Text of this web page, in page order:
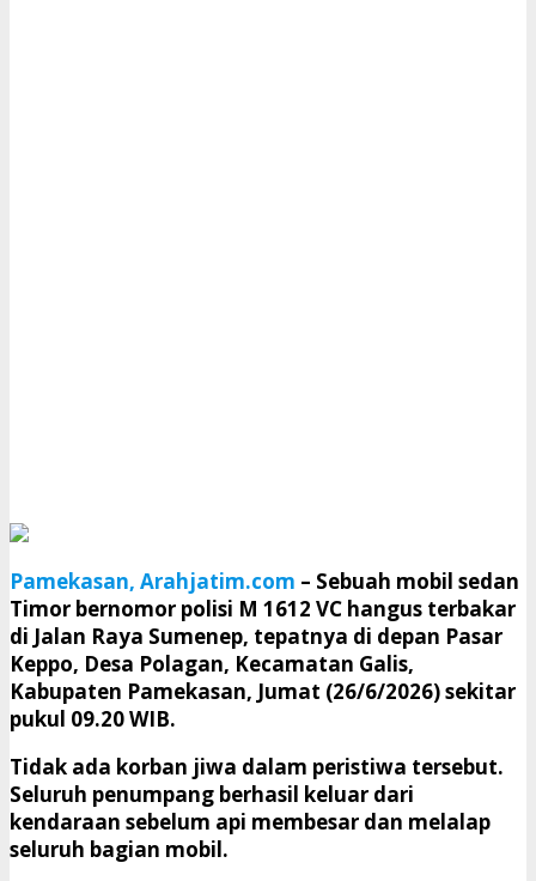
Pamekasan, Arahjatim.com – Sebuah mobil sedan
Timor bernomor polisi M 1612 VC hangus terbakar
di Jalan Raya Sumenep, tepatnya di depan Pasar
Keppo, Desa Polagan, Kecamatan Galis,
Kabupaten Pamekasan, Jumat (26/6/2026) sekitar
pukul 09.20 WIB.
Tidak ada korban jiwa dalam peristiwa tersebut.
Seluruh penumpang berhasil keluar dari
kendaraan sebelum api membesar dan melalap
seluruh bagian mobil.